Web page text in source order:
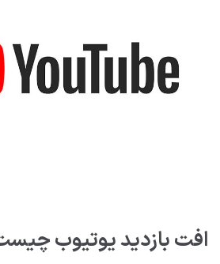
افت بازدید یوتیوب